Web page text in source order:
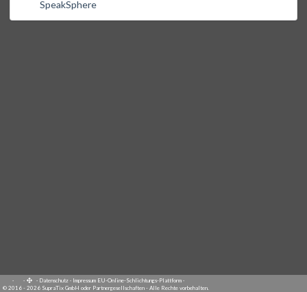
SpeakSphere
· · · Datenschutz · Impressum EU-Online-Schlichtungs-Plattform ·
© 2016 - 2026 SupraTix GmbH oder Partnergesellschaften - Alle Rechte vorbehalten.